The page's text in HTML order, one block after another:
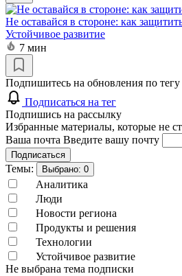
Не оставайся в стороне: как
Устойчивое развитие
7 мин
Подпишитесь на обновления по
Подписаться на тег
Подпишись на рассылку
Избранные материалы, которые не
Ваша почта Введите вашу почту
Подписаться
Темы: Выбрано: 0
Аналитика
Люди
Новости региона
Продукты и решения
Технологии
Устойчивое развитие
Не выбрана тема подписки